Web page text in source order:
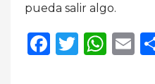
pueda salir algo.